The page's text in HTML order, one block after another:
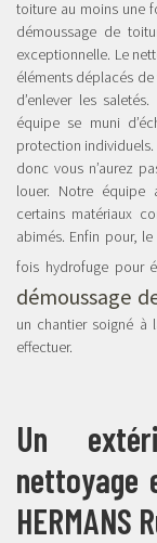
toiture au moins une
démoussage de
exceptionnelle. Le
éléments déplacés
d’enlever les
équipe se muni
protection
donc vous n’aurez
louer. Notre équipe
certains matériaux
abimés. Enfin pour,
fois hydrofuge pour
démoussage
un chantier soigné à
effectuer.
Un
nettoyage
HERMANS